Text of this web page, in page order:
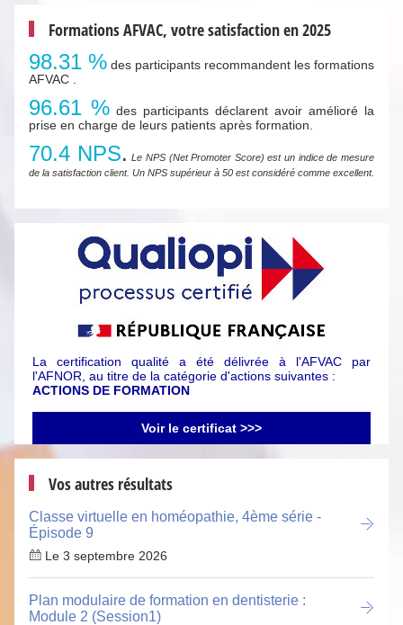
Formations AFVAC, votre satisfaction en 2025
98.31 % des participants recommandent les formations
AFVAC .
96.61 % des participants déclarent avoir amélioré la
prise en charge de leurs patients après formation.
70.4 NPS. Le NPS (Net Promoter Score) est un indice de mesure
de la satisfaction client. Un NPS supérieur à 50 est considéré comme excellent.
La certification qualité a été délivrée à l'AFVAC par
l'AFNOR, au titre de la catégorie d'actions suivantes :
ACTIONS DE FORMATION
Voir le certificat >>>
Vos autres résultats
Classe virtuelle en homéopathie, 4ème série -
Épisode 9
Le 3 septembre 2026
Plan modulaire de formation en dentisterie :
Module 2 (Session1)